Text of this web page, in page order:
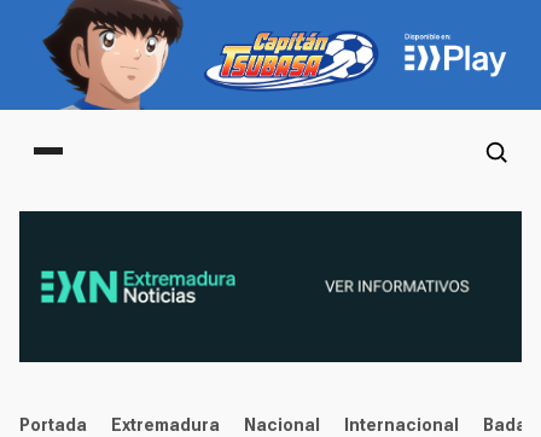
Main menu
noticias
Portada Extremadura Nacional Internacional